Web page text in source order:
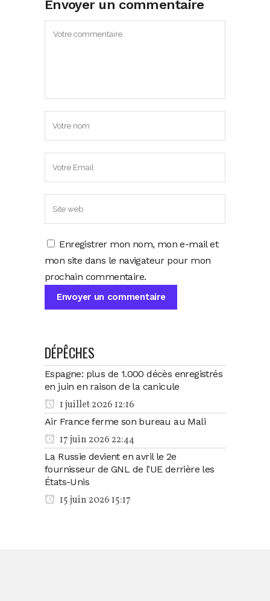
Envoyer un commentaire
Enregistrer mon nom, mon e-mail et
mon site dans le navigateur pour mon
prochain commentaire.
DÉPÊCHES
Espagne: plus de 1.000 décès enregistrés
en juin en raison de la canicule
1 juillet 2026 12:16
Air France ferme son bureau au Mali
17 juin 2026 22:44
La Russie devient en avril le 2e
fournisseur de GNL de l’UE derrière les
États-Unis
15 juin 2026 15:17